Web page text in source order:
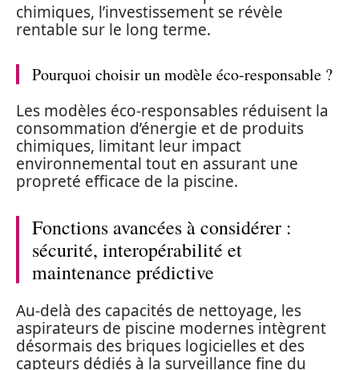
chimiques, l’investissement se révèle
rentable sur le long terme.
Pourquoi choisir un modèle éco-responsable ?
Les modèles éco-responsables réduisent la
consommation d’énergie et de produits
chimiques, limitant leur impact
environnemental tout en assurant une
propreté efficace de la piscine.
Fonctions avancées à considérer :
sécurité, interopérabilité et
maintenance prédictive
Au-delà des capacités de nettoyage, les
aspirateurs de piscine modernes intègrent
désormais des briques logicielles et des
capteurs dédiés à la surveillance fine du